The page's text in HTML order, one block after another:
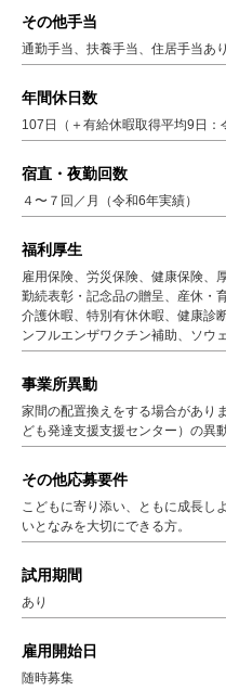
その他手当
通勤手当、扶養手当、住居手当あり
年間休日数
107日（＋有給休暇取得平均9日：
宿直・夜勤回数
４〜７回／月（令和6年実績）
福利厚生
雇用保険、労災保険、健康保険、
勤続表彰・記念品の贈呈、産休・
介護休暇、特別有休休暇、健康診
ンフルエンザワクチン補助、ソウ
事業所異動
家間の配置換えをする場合があり
ども発達支援支援センター）の異
その他応募要件
こどもに寄り添い、ともに成長し
いとなみを大切にできる方。
試用期間
あり
雇用開始日
随時募集